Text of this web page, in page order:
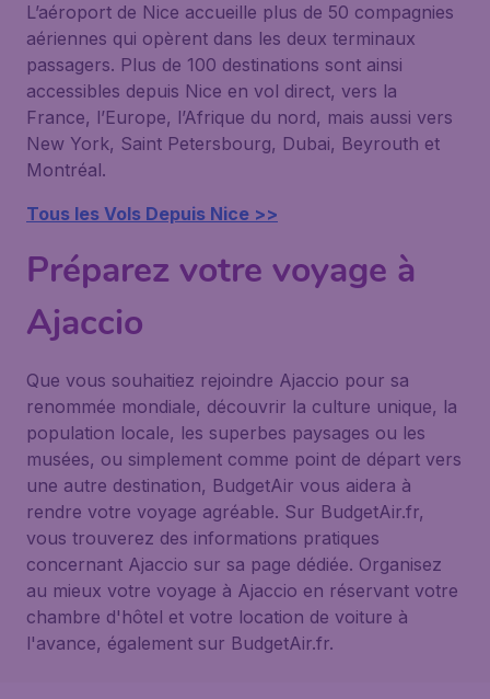
L’aéroport de Nice accueille plus de 50 compagnies
aériennes qui opèrent dans les deux terminaux
passagers. Plus de 100 destinations sont ainsi
accessibles depuis Nice en vol direct, vers la
France, l’Europe, l’Afrique du nord, mais aussi vers
New York, Saint Petersbourg, Dubai, Beyrouth et
Montréal.
Tous les Vols Depuis Nice >>
Préparez votre voyage à
Ajaccio
Que vous souhaitiez rejoindre Ajaccio pour sa
renommée mondiale, découvrir la culture unique, la
population locale, les superbes paysages ou les
musées, ou simplement comme point de départ vers
une autre destination, BudgetAir vous aidera à
rendre votre voyage agréable. Sur BudgetAir.fr,
vous trouverez des informations pratiques
concernant Ajaccio sur sa page dédiée. Organisez
au mieux votre voyage à Ajaccio en réservant votre
chambre d'hôtel et votre location de voiture à
l'avance, également sur BudgetAir.fr.